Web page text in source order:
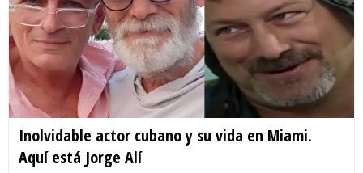
Inolvidable actor cubano y su vida en Miami.
Aquí está Jorge Alí